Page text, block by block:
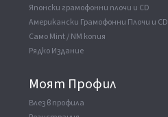
Японски грамофонни плочи и CD
Американски Грамофонни Плочи и CD
Само Mint / NM копия
Рядко Издание
Моят Профил
Влез в профила